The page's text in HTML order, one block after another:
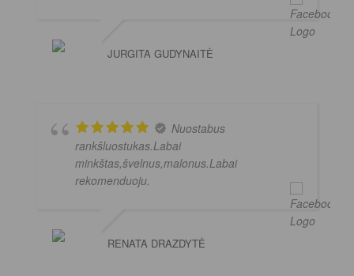
JURGITA GUDYNAITĖ
Nuostabus
rankšluostukas.Labai
minkštas,švelnus,malonus.Labai
rekomenduoju.
RENATA DRAZDYTĖ